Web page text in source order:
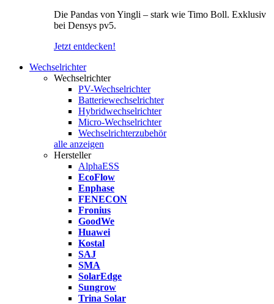
Die Pandas von Yingli – stark wie Timo Boll. Exklusiv
bei Densys pv5.
Jetzt entdecken!
Wechselrichter
Wechselrichter
PV-Wechselrichter
Batteriewechselrichter
Hybridwechselrichter
Micro-Wechselrichter
Wechselrichterzubehör
alle anzeigen
Hersteller
AlphaESS
EcoFlow
Enphase
FENECON
Fronius
GoodWe
Huawei
Kostal
SAJ
SMA
SolarEdge
Sungrow
Trina Solar